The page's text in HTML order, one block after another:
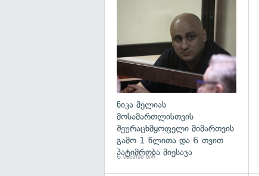
ნიკა მელიას
მოსამართლისთვის
შეურაცხმყოფელი მიმართვის
გამო 1 წლითა და 6 თვით
პატიმრობა მიესაჯა
6 საათის წინ